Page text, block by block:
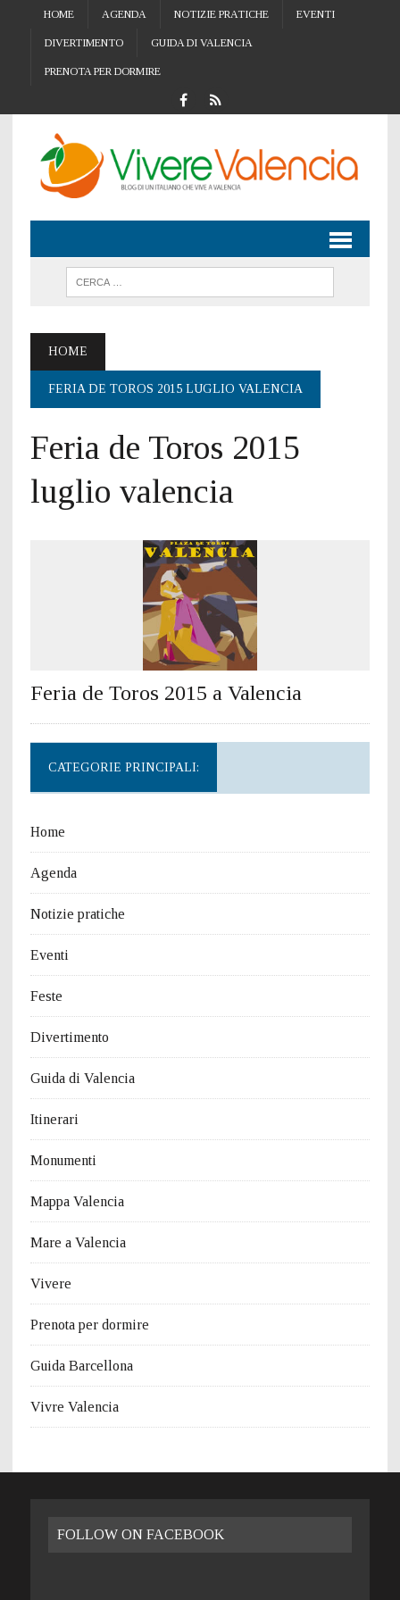
HOME AGENDA NOTIZIE PRATICHE EVENTI
DIVERTIMENTO GUIDA DI VALENCIA
PRENOTA PER DORMIRE
HOME
FERIA DE TOROS 2015 LUGLIO VALENCIA
Feria de Toros 2015
luglio valencia
Feria de Toros 2015 a Valencia
CATEGORIE PRINCIPALI:
Home
Agenda
Notizie pratiche
Eventi
Feste
Divertimento
Guida di Valencia
Itinerari
Monumenti
Mappa Valencia
Mare a Valencia
Vivere
Prenota per dormire
Guida Barcellona
Vivre Valencia
FOLLOW ON FACEBOOK